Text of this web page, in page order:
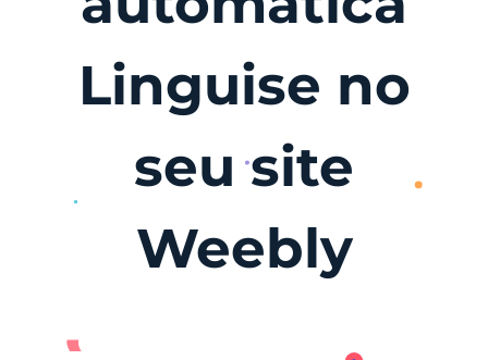
Linguise no
seu site
Weebly